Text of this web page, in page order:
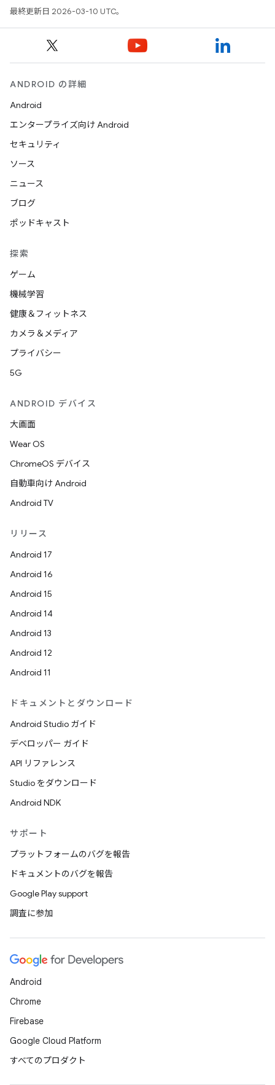
最終更新日 2026-03-10 UTC。
ANDROID の詳細
Android
エンタープライズ向け Android
セキュリティ
ソース
ニュース
ブログ
ポッドキャスト
探索
ゲーム
機械学習
健康＆フィットネス
カメラ＆メディア
プライバシー
5G
ANDROID デバイス
大画面
Wear OS
ChromeOS デバイス
自動車向け Android
Android TV
リリース
Android 17
Android 16
Android 15
Android 14
Android 13
Android 12
Android 11
ドキュメントとダウンロード
Android Studio ガイド
デベロッパー ガイド
API リファレンス
Studio をダウンロード
Android NDK
サポート
プラットフォームのバグを報告
ドキュメントのバグを報告
Google Play support
調査に参加
Android
Chrome
Firebase
Google Cloud Platform
すべてのプロダクト